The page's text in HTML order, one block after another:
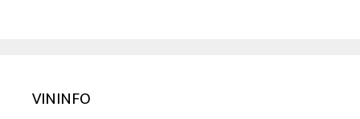
VININFO